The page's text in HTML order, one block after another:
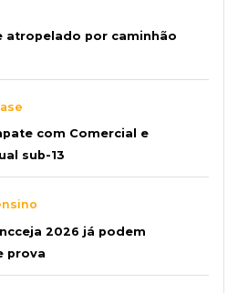
atropelado por caminhão
com Comercial e
sub-13
2026 já podem
prova